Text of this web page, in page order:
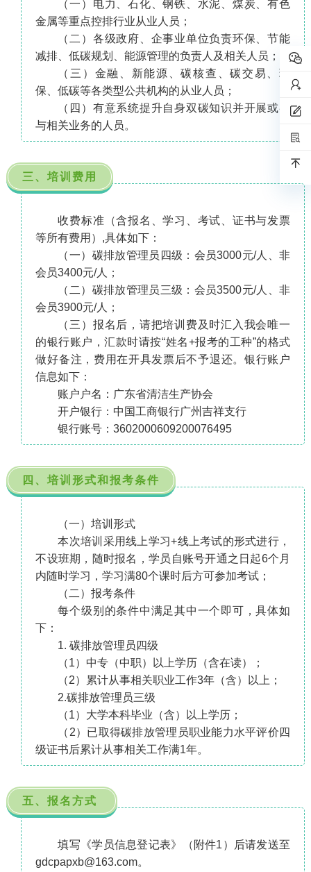
（一）电力、石化、钢铁、水泥、煤炭、有色
金属等重点控排行业从业人员；
（二）各级政府、企事业单位负责环保、节能
减排、低碳规划、能源管理的负责人及相关人员；
（三）金融、新能源、碳核查、碳交易、环
保、低碳等各类型公共机构的从业人员；
（四）有意系统提升自身双碳知识并开展或参
与相关业务的人员。
三、培训费用
收费标准（含报名、学习、考试、证书与发票
等所有费用）,具体如下：
（一）碳排放管理员四级：会员3000元/人、非
会员3400元/人；
（二）碳排放管理员三级：会员3500元/人、非
会员3900元/人；
（三）报名后，请把培训费及时汇入我会唯一
的银行账户，汇款时请按“姓名+报考的工种”的格式
做好备注，费用在开具发票后不予退还。银行账户
信息如下：
账户户名：广东省清洁生产协会
开户银行：中国工商银行广州吉祥支行
银行账号：3602000609200076495
四、 培训形式和报考条件
（一）培训形式
本次培训采用线上学习+线上考试的形式进行，
不设班期，随时报名，学员自账号开通之日起6个月
内随时学习，学习满80个课时后方可参加考试；
（二）报考条件
每个级别的条件中满足其中一个即可，具体如
下：
1. 碳排放管理员四级
（1）中专（中职）以上学历（含在读）；
（2）累计从事相关职业工作3年（含）以上；
2.碳排放管理员三级
（1）大学本科毕业（含）以上学历；
（2）已取得碳排放管理员职业能力水平评价四
级证书后累计从事相关工作满1年。
五、报名方式
填写《学员信息登记表》（附件1）后请发送至
gdcpapxb@163.com。